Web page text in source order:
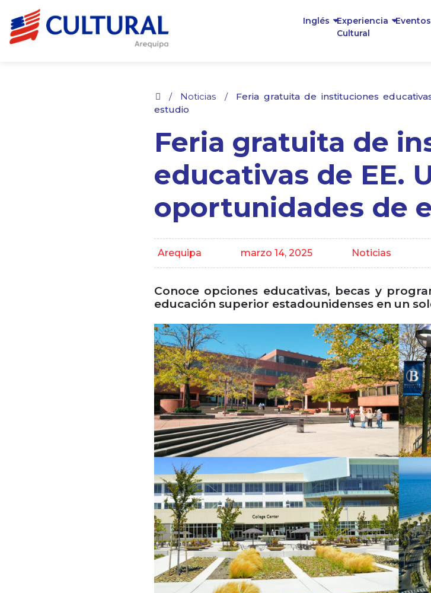
Inglés
Experiencia
Cultural
Eventos
/ Noticias /
Feria gratuita de instituciones
estudio
Feria gratuita de
educativas de EE.
oportunidades de
Arequipa marzo 14, 2025 Noticias
Conoce opciones educativas, becas y
educación superior estadounidenses en un